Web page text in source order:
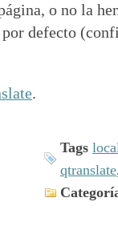
o no la
defecto
.
Tags
qtranslate